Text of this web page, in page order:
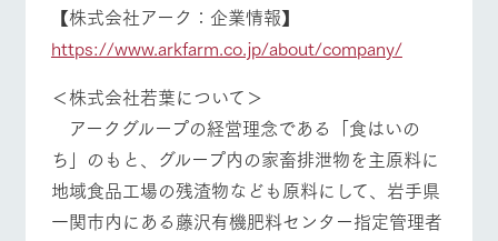
【株式会社アーク：企業情報】
https://www.arkfarm.co.jp/about/company/
＜株式会社若葉について＞
アークグループの経営理念である「食はいの
ち」のもと、グループ内の家畜排泄物を主原料に
地域食品工場の残渣物なども原料にして、岩手県
一関市内にある藤沢有機肥料センター指定管理者